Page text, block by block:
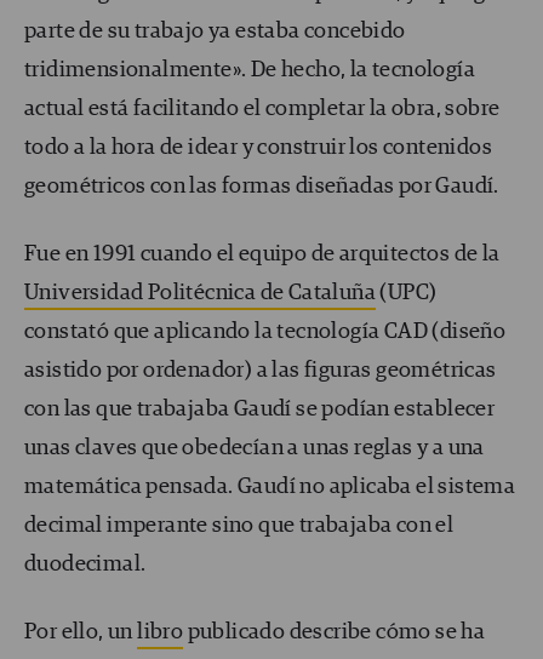
parte de su trabajo ya estaba concebido
tridimensionalmente». De hecho, la tecnología
actual está facilitando el completar la obra, sobre
todo a la hora de idear y construir los contenidos
geométricos con las formas diseñadas por Gaudí.
Fue en 1991 cuando el equipo de arquitectos de la
Universidad Politécnica de Cataluña(UPC)
constató que aplicando la tecnología CAD (diseño
asistido por ordenador) a las figuras geométricas
con las que trabajaba Gaudí se podían establecer
unas claves que obedecían a unas reglas y a una
matemática pensada. Gaudí no aplicaba el sistema
decimal imperante sino que trabajaba con el
duodecimal.
Por ello, unlibro publicado describe cómo se ha